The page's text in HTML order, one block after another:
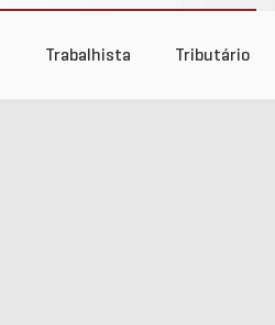
Trabalhista Tributário